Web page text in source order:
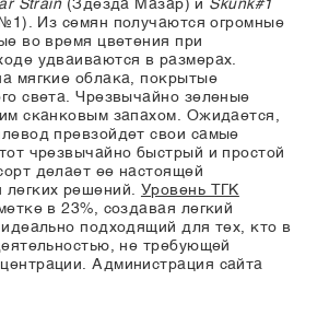
Strain(Здезда Мазар) и Skunk#1
Из семян получаются огромные
во время цветения при
удваиваются в размерах.
мягкие облака, покрытые
света. Чрезвычайно зеленые
сканковым запахом. Ожидается,
превзойдет свои самые
чрезвычайно быстрый и простой
делает ее настоящей
решений. Уровень ТГК
в 23%, создавая легкий
подходящий для тех, кто в
не требующей
Администрация сайта